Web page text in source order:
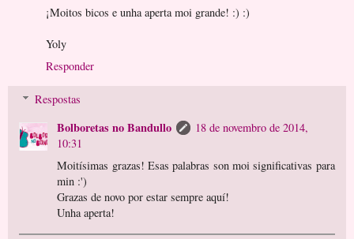
¡Moitos bicos e unha aperta moi grande! :) :)
Yoly
Responder
Respostas
Bolboretas no Bandullo
18 de novembro de 2014,
10:31
Moitísimas grazas! Esas palabras son moi significativas para
min :')
Grazas de novo por estar sempre aquí!
Unha aperta!